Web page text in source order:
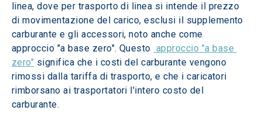
linea, dove per trasporto di linea si intende il prezzo
di movimentazione del carico, esclusi il supplemento
carburante e gli accessori, noto anche come
approccio "a base zero". Questo approccio "a base
zero" significa che i costi del carburante vengono
rimossi dalla tariffa di trasporto, e che i caricatori
rimborsano ai trasportatori l'intero costo del
carburante.